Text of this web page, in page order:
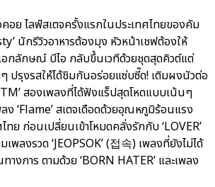
ย ไลฟ์สเตจครั้งแรกในประเทศไทยของคัม
นักรีวิวอาหารต้องมุง หัวหน้าเชฟต้องให้
อกลักษณ์ บีไอ กลับขึ้นเวทีด้วยชุดสุดคิวต์แต่
ๆ ปรุงรสให้ได้ชิมกันอร่อยแซ่บซี๊ด! เติมผงนัวต่อ
สองเพลงที่ได้ฟังแร็ปสุดโหดแบบเน้นๆ
ง ‘Flame’ สเตจเดือดด้วยอุณหภูมิร้อนแรง
ทย ก่อนเปลี่ยนเข้าโหมดคลั่งรักกับ ‘LOVER’
พลงรวด ‘JEOPSOK’ (접속) เพลงที่ยังไม่ได้
งการ ตามด้วย ‘BORN HATER’ และเพลง